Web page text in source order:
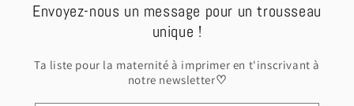
Envoyez-nous un message pour un trousseau
unique !
Ta liste pour la maternité à imprimer en t'inscrivant à
notre newsletter♡